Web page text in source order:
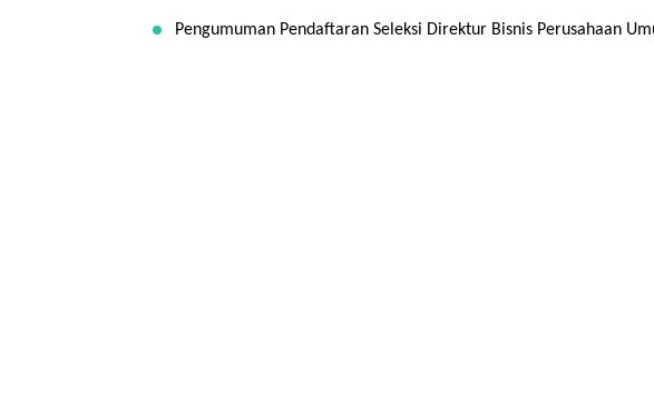
Pengumuman Pendaftaran Seleksi Direktur Bisnis Perusahaan